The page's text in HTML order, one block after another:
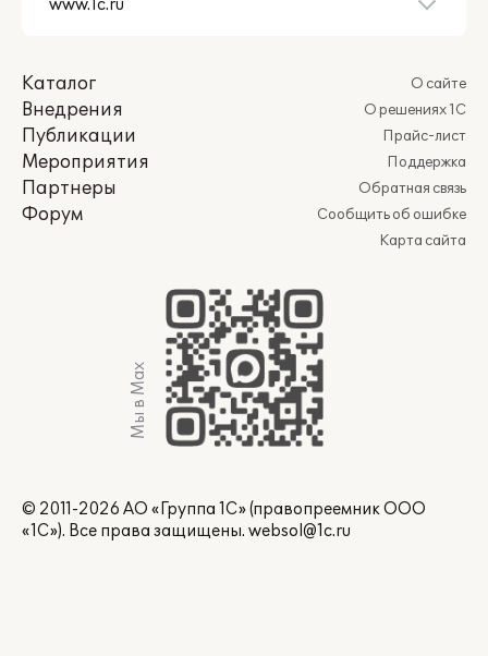
Каталог
Внедрения
Публикации
Мероприятия
Партнеры
Форум
О сайте
О решениях 1С
Прайс-лист
Поддержка
Обратная связь
Сообщить об ошибке
Карта сайта
Мы в Max
© 2011-2026 АО «Группа 1С» (правопреемник ООО
«1С»). Все права защищены. websol@1c.ru